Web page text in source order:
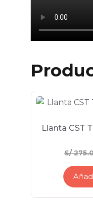
Llanta CST
S/